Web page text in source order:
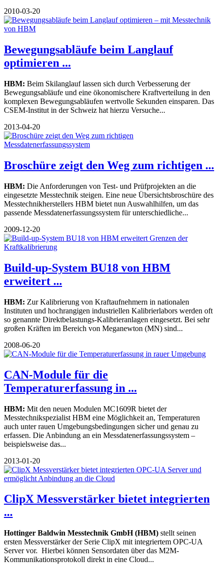
2010-03-20
Bewegungsabläufe beim Langlauf
optimieren ...
HBM: Beim Skilanglauf lassen sich durch Verbesserung der
Bewegungsabläufe und eine ökonomischere Kraftverteilung in den
komplexen Bewegungsabläufen wertvolle Sekunden einsparen. Das
CSEM-Institut in der Schweiz hat hierzu Versuche...
2013-04-20
Broschüre zeigt den Weg zum richtigen ...
HBM: Die Anforderungen von Test- und Prüfprojekten an die
eingesetzte Messtechnik steigen. Eine neue Übersichtsbroschüre des
Messtechnikherstellers HBM bietet nun Auswahlhilfen, um das
passende Messdatenerfassungssystem für unterschiedliche...
2009-12-20
Build-up-System BU18 von HBM
erweitert ...
HBM: Zur Kalibrierung von Kraftaufnehmern in nationalen
Instituten und hochrangigen industriellen Kalibrierlabors werden oft
so genannte Direktbelastungs-Kalibrieranlagen eingesetzt. Bei sehr
großen Kräften im Bereich von Meganewton (MN) sind...
2008-06-20
CAN-Module für die
Temperaturerfassung in ...
HBM: Mit den neuen Modulen MC1609R bietet der
Messtechnikspezialist HBM eine Möglichkeit an, Temperaturen
auch unter rauen Umgebungsbedingungen sicher und genau zu
erfassen. Die Anbindung an ein Messdatenerfassungssystem –
beispielsweise das...
2013-01-20
ClipX Messverstärker bietet integrierten
...
Hottinger Baldwin Messtechnik GmbH (HBM) stellt seinen
ersten Messverstärker der Serie ClipX mit integriertem OPC-UA
Server vor. Hierbei können Sensordaten über das M2M-
Kommunikationsprotokoll direkt in eine Cloud...